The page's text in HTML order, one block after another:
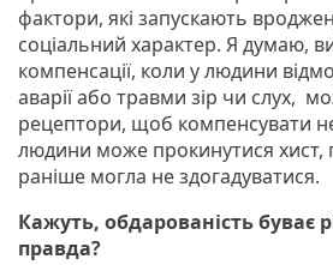
фактори, які запускають
соціальний характер. Я думаю,
компенсації, коли у людини
аварії або травми зір чи слух,
рецептори, щоб компенсувати
людини може прокинутися хист,
раніше могла не здогадуватися.
Кажуть, обдарованість буває
правда?